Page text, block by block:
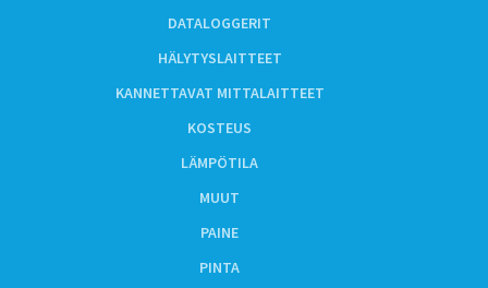
DATALOGGERIT
HÄLYTYSLAITTEET
KANNETTAVAT MITTALAITTEET
KOSTEUS
LÄMPÖTILA
MUUT
PAINE
PINTA